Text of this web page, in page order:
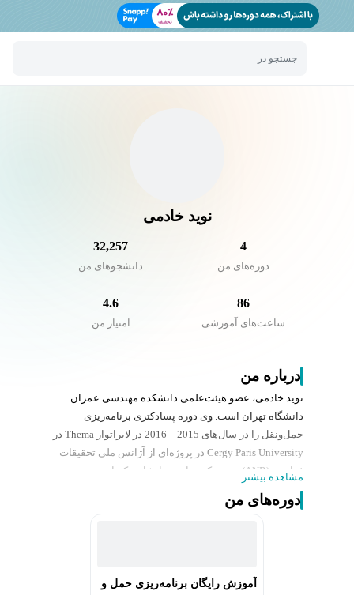
جستجو در
نوید خادمی
4
دوره‌های من
32,257
دانشجو‌های من
86
ساعت‌های آموزشی
4.6
امتیاز من
درباره من
نوید خادمی، عضو هیئت‌علمی دانشکده مهندسی عمران
دانشگاه تهران است. وی دوره پسادکتری برنامه‌ریزی
حمل‌ونقل را در سال‌های 2015 – 2016 در لابراتوار Thema در
Cergy Paris University در پروژه‌ای از آژانس ملی تحقیقات
فرانسه (ANR) سپری کرده است. ایشان دکترای مهندسی
برنامه‌ریزی حمل‌ونقل خود را از دانشگاه علم و صنعت ایران
مرکز مطالعات راه و حمل‌ونقل (CTS) دانشگاه تهران و
مشاهده بیشتر
دوره‌های من
آموزش رایگان برنامه‌ریزی حمل و